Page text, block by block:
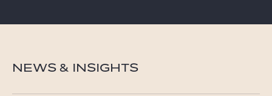
NEWS & INSIGHTS